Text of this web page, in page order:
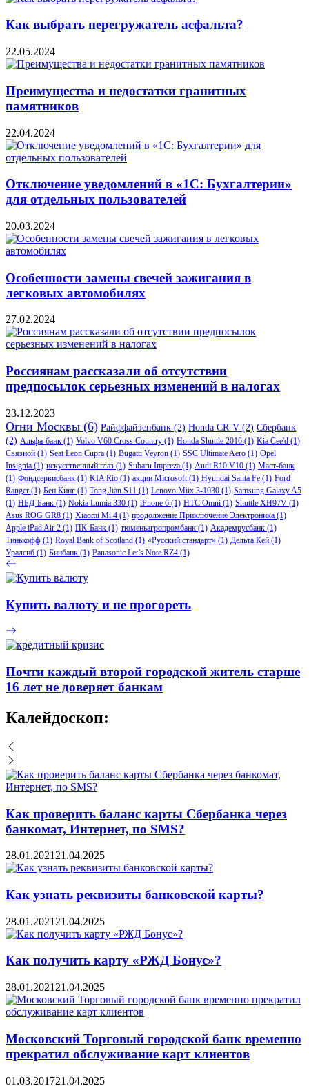
Как выбрать перегружатель асфальта?
22.05.2024
Преимущества и недостатки гранитных
памятников
22.04.2024
Отключение уведомлений в «1С: Бухгалтерии»
для отдельных пользователей
20.03.2024
Особенности замены свечей зажигания в
легковых автомобилях
27.02.2024
Россиянам рассказали об отсутствии
предпосылок серьезных изменений в налогах
23.12.2023
Огни Москвы (6) Райффайзенбанк (2) Honda CR-V (2) Сбербанк
(2) Альфа-банк (1) Volvo V60 Cross Country (1) Honda Shuttle 2016 (1) Kia Cee'd (1)
Связной (1) Seat Leon Cupra (1) Bugatti Veyron (1) SSC Ultimate Aero (1) Opel
Insignia (1) искусственный глаз (1) Subaru Impreza (1) Audi R10 V10 (1) Маст-банк
(1) Фондсервисбанк (1) KIA Rio (1) акции Microsoft(1) Hyundai Santa Fe (1) Ford
Ranger (1) Бен Кинг (1) Tong Jian S11 (1) Lenovo Miix 3-1030 (1) Samsung Galaxy A5
(1) НБД-Банк (1) Nokia Lumia 330 (1) iPhone 6 (1) HTC Omni (1) Shuttle XH97V (1)
Asus ROG GR8 (1) Xiaomi Mi 4 (1) продолжение Приключение Электроника (1)
Apple iPad Air 2 (1) ПК-Банк (1) тюменьагропромбанк (1) Академрусбанк (1)
Тинькофф (1) Royal Bank of Scotland (1) «Русский стандарт» (1) Дельта Кей (1)
Уралсиб (1) Бинбанк (1) Panasonic Let’s Note RZ4 (1)
Купить валюту и не прогореть
Почти каждый второй городской житель старше
16 лет не доверяет банкам
Калейдоскоп:
Как проверить баланс карты Сбербанка через
банкомат, Интернет, по SMS?
28.01.2021 21.04.2025
Как узнать реквизиты банковской карты?
28.01.2021 21.04.2025
Как получить карту «РЖД Бонус»?
28.01.2021 21.04.2025
Московский Торговый городской банк временно
прекратил обслуживание карт клиентов
01.03.201721.04.2025